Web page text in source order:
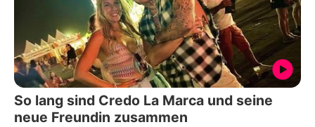
So lang sind Credo La Marca und seine
neue Freundin zusammen